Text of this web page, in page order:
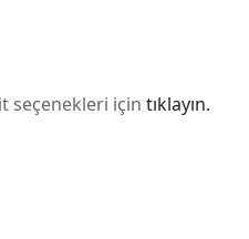
seçenekleri için tıklayın.